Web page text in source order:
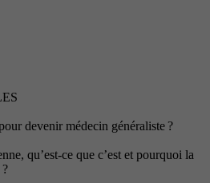
devenir médecin généraliste ?
qu’est-ce que c’est et pourquoi la